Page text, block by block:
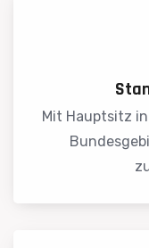
Mit Hauptsitz